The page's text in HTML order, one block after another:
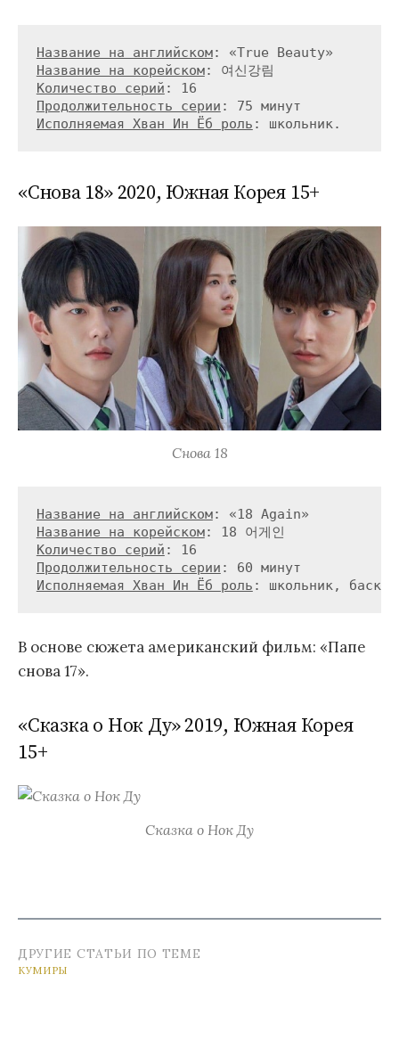
Название на английском
Название на корейском
Количество серий
Продолжительность серии
Исполняемая Хван Ин Ёб роль
«Снова 18» 2020, Южная Корея 15+
Снова 18
Название на английском
Название на корейском
Количество серий
Продолжительность серии
Исполняемая Хван Ин Ёб роль
В основе сюжета американский фильм: «Папе
снова 17».
«Сказка о Нок Ду» 2019, Южная Корея
15+
Сказка о Нок Ду
ДРУГИЕ СТАТЬИ ПО ТЕМЕ
КУМИРЫ